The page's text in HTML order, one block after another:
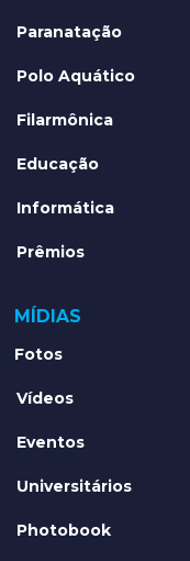
Paranatação
Polo Aquático
Filarmônica
Educação
Informática
Prêmios
MÍDIAS
Fotos
Vídeos
Eventos
Universitários
Photobook